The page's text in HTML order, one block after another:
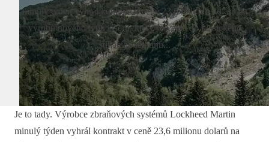
minulý týden vyhrál kontrakt v ceně 23,6 milionů dolarů na
výrobu nového typu laseru, který se vejde do klasického
stíhacího letounu...
Je to tady. Výrobce zbraňových systémů Lockheed Martin
minulý týden vyhrál kontrakt v ceně 23,6 milionu dolarů na